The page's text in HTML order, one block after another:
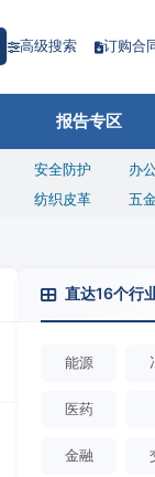
高级搜索 订购合
报告专区
安全防护 办
纺织皮革 五
直达16个行
能源
医药
金融